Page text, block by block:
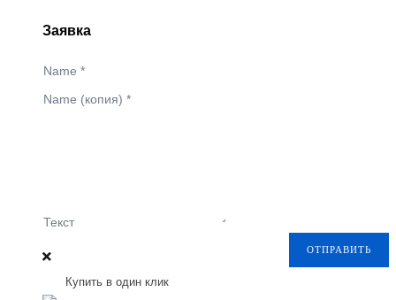
Заявка
Name *
Name (копия) *
Текст
ОТПРАВИТЬ
Купить в один клик